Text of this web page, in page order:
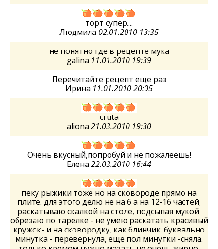
торт супер....
Людмила 02.01.2010 13:35
не понятно где в рецепте мука
galina 11.01.2010 19:39
Перечитайте рецепт еще раз
Ирина 11.01.2010 20:05
cruta
aliona 21.03.2010 19:30
Очень вкусный,попробуй и не пожалеешь!
Елена 22.03.2010 16:44
пеку рыжики тоже но на сковороде прямо на
плите. для этого делю не на 6 а на 12-16 частей,
раскатываю скалкой на столе, подсыпая мукой,
обрезаю по тарелке - не умею раскатать красивый
кружок- и на сковородку, как блинчик. буквально
минутка - перевернула, еще пол минутки -сняла.